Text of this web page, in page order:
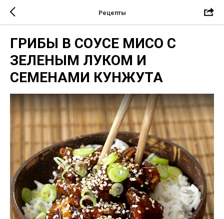
Рецепты
ГРИБЫ В СОУСЕ МИСО С
ЗЕЛЕНЫМ ЛУКОМ И
СЕМЕНАМИ КУНЖУТА